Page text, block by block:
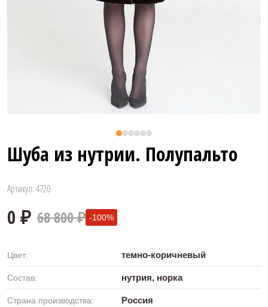
Шуба из нутрии. Полупальто
Артикул: 4720
68 800 ₽ -100%
Цвет: темно-коричневый
Состав: нутрия, норка
Страна производства: Россия